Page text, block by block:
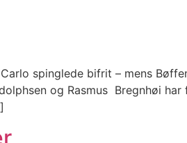
spinglede bifrit – mens
og Rasmus Bregnhøi